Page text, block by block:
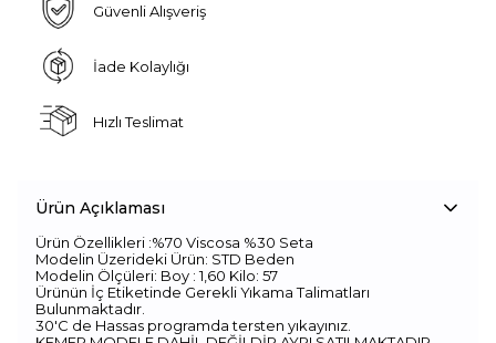
Güvenli Alışveriş
İade Kolaylığı
Hızlı Teslimat
Ürün Açıklaması
Ürün Özellikleri :%70 Viscosa %30 Seta
Modelin Üzerideki Ürün: STD Beden
Modelin Ölçüleri: Boy : 1,60 Kilo: 57
Ürünün İç Etiketinde Gerekli Yıkama Talimatları
Bulunmaktadır.
30'C de Hassas programda tersten yıkayınız.